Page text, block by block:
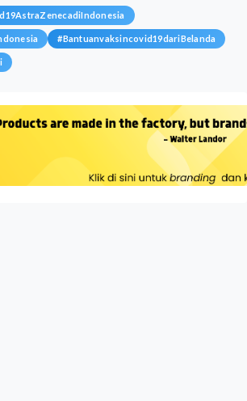
#Bantuanvaksincovid19dariBelanda